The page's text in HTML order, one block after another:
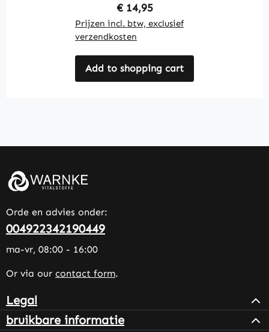
Regular price:
€ 14,95
Prijzen incl. btw, exclusief
verzendkosten
Add to shopping cart
Orde en advies onder:
004922342190449
ma-vr, 08:00 - 16:00
Or via our contact form.
Legal
bruikbare informatie